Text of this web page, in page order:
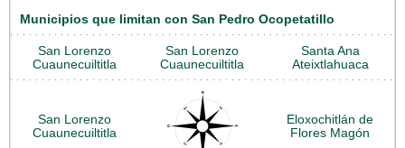
Municipios que limitan con San Pedro Ocopetatillo
San Lorenzo
Cuaunecuiltitla
San Lorenzo
Cuaunecuiltitla
Santa Ana
Ateixtlahuaca
San Lorenzo
Cuaunecuiltitla
Eloxochitlán de
Flores Magón